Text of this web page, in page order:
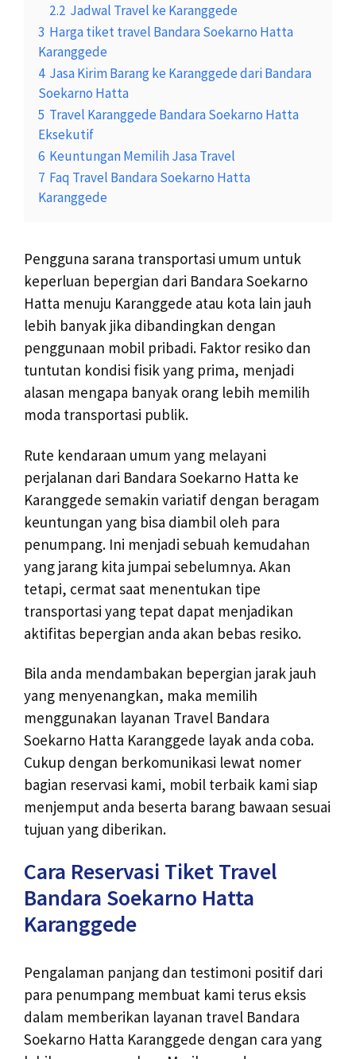
2.2 Jadwal Travel ke Karanggede
3 Harga tiket travel Bandara Soekarno Hatta
Karanggede
4 Jasa Kirim Barang ke Karanggede dari Bandara
Soekarno Hatta
5 Travel Karanggede Bandara Soekarno Hatta
Eksekutif
6 Keuntungan Memilih Jasa Travel
7 Faq Travel Bandara Soekarno Hatta
Karanggede
Pengguna sarana transportasi umum untuk
keperluan bepergian dari Bandara Soekarno
Hatta menuju Karanggede atau kota lain jauh
lebih banyak jika dibandingkan dengan
penggunaan mobil pribadi. Faktor resiko dan
tuntutan kondisi fisik yang prima, menjadi
alasan mengapa banyak orang lebih memilih
moda transportasi publik.
Rute kendaraan umum yang melayani
perjalanan dari Bandara Soekarno Hatta ke
Karanggede semakin variatif dengan beragam
keuntungan yang bisa diambil oleh para
penumpang. Ini menjadi sebuah kemudahan
yang jarang kita jumpai sebelumnya. Akan
tetapi, cermat saat menentukan tipe
transportasi yang tepat dapat menjadikan
aktifitas bepergian anda akan bebas resiko.
Bila anda mendambakan bepergian jarak jauh
yang menyenangkan, maka memilih
menggunakan layanan Travel Bandara
Soekarno Hatta Karanggede layak anda coba.
Cukup dengan berkomunikasi lewat nomer
bagian reservasi kami, mobil terbaik kami siap
menjemput anda beserta barang bawaan sesuai
tujuan yang diberikan.
Cara Reservasi Tiket Travel
Bandara Soekarno Hatta
Karanggede
Pengalaman panjang dan testimoni positif dari
para penumpang membuat kami terus eksis
dalam memberikan layanan travel Bandara
Soekarno Hatta Karanggede dengan cara yang